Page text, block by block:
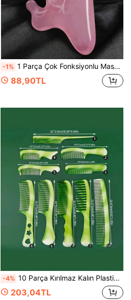
-1% 1 Parça Çok Fonksiyonlu Masaj Tarağı - Reçine 4'ü 1 Arada Masaj Tarağı, Sandal Ağacı Kazıma Başlığı Terapisi, Yüz Akupunktur Noktası Gua Sha, Meridyen Masaj Tarağı, Okula Dönüş, Seyahat Tatili Temel Gereçleri, Fırçalar, Kenar Fırçası Saç Tarağı, Saç Açma Fırçası, Top Fırça, Mini Saç Fırçası Seti, Ahşap Tarak, Saç Fırçası, Saç Aletleri, Saç Fırçası, Kuaförlük Ekipmanları, Saç Modeli, Kuaförlük, Saç Fırçası, Saç Fırçası Seti, Saç Tarak, Bukleler İçin Tarak, Açma Fırçası, Kadınlar İçin Saç Fırçası, Berber, Berber Aksesuarları, Berber Dükkanı, Kuaförlük Ekipmanları
88,90TL
-4% 10 Parça Kırılmaz Kalın Plastik Oxford Saç Tarağı Seti, Evde Saç Şekillendirme Tarak Seti, Fırçalar, Kenar Fırçası Saç Tarağı, Saç Açma Fırçası, Top Fırça, Mini Saç Fırçası Seti, Ahşap Tarak, Saç Fırçası, Tarak, Düz Arka Fırça, Saç Fırçası, Kenar Fırçası Saç Tarağı, Saç Fırçası Seti, Saç Tarak, Mini Saç Fırçası, Açma Fırçası, Saç Aletleri, Saç Fırçası, Kuaförlük Ekipmanları, Saç Modeli, Kuaförlük, Saç Fırçası, Saç Fırçası Seti, Saç Tarak, Bukleler İçin Tarak, Açma Fırçası, Kadınlar İçin Saç Fırçası, Berber, Berber Aksesuarları, Berber Dükkanı, Kuaförlük Ekipmanları
203,04TL